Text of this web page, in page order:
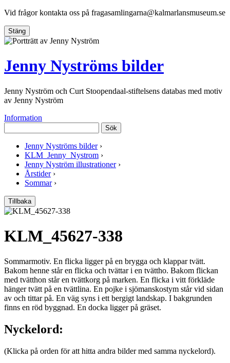
Vid frågor kontakta oss på fragasamlingarna@kalmarlansmuseum.se
Stäng
Jenny Nyströms bilder
Jenny Nyström och Curt Stoopendaal-stiftelsens databas med motiv
av Jenny Nyström
Information
Sök
Jenny Nyströms bilder ›
KLM_Jenny_Nystrom ›
Jenny Nyström illustrationer ›
Årstider ›
Sommar ›
Tillbaka
KLM_45627-338
Sommarmotiv. En flicka ligger på en brygga och klappar tvätt.
Bakom henne står en flicka och tvättar i en tvättho. Bakom flickan
med tvätthon står en tvättkorg på marken. En flicka i vitt förkläde
hänger tvätt på en tvättlina. En pojke i sjömanskostym står vid sidan
av och tittar på. En väg syns i ett bergigt landskap. I bakgrunden
finns en röd byggnad. En docka ligger på gräset.
Nyckelord:
(Klicka på orden för att hitta andra bilder med samma nyckelord).